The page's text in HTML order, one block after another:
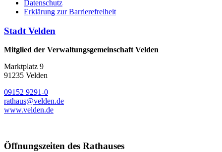
Datenschutz
Erklärung zur Barrierefreiheit
Stadt Velden
Mitglied der Verwaltungsgemeinschaft Velden
Marktplatz 9
91235 Velden
09152 9291-0
rathaus@velden.de
www.velden.de
Öffnungszeiten des Rathauses